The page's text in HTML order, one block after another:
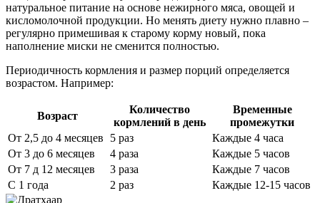
натуральное питание на основе нежирного мяса, овощей и
кисломолочной продукции. Но менять диету нужно плавно –
регулярно примешивая к старому корму новый, пока
наполнение миски не сменится полностью.
Периодичность кормления и размер порций определяется
возрастом. Например:
Возраст
Количество
кормлений в день
Временные
промежутки
От 2,5 до 4 месяцев
5 раз
Каждые 4 часа
От 3 до 6 месяцев
4 раза
Каждые 5 часов
От 7 д 12 месяцев
3 раза
Каждые 7 часов
С 1 года
2 раз Каждые 12-15 часов